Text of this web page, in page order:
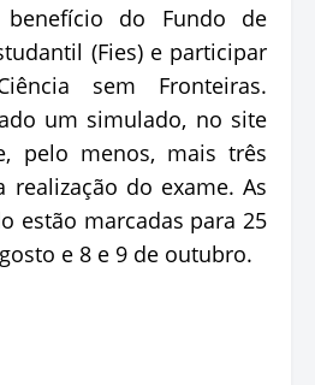
do Fundo de
(Fies) e participar
sem Fronteiras.
um simulado, no site
pelo menos, mais três
realização do exame. As
estão marcadas para 25
e 8 e 9 de outubro.